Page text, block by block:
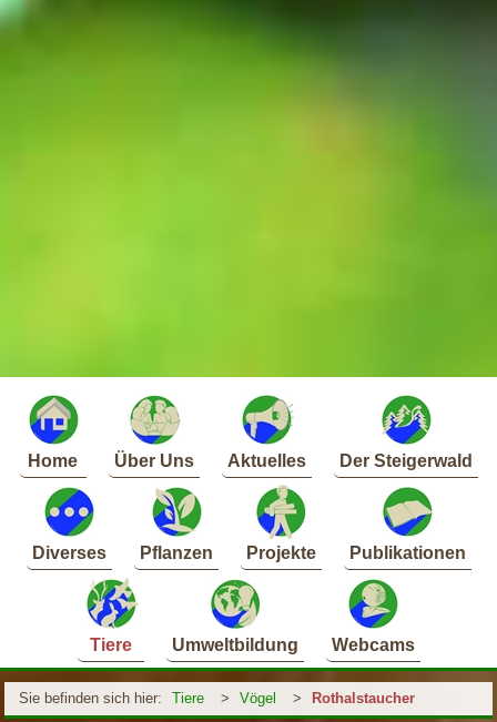
Home Über Uns Aktuelles Der Steigerwald
Diverses Pflanzen Projekte Publikationen
Tiere Umweltbildung Webcams
Sie befinden sich hier: Tiere > Vögel > Rothalstaucher